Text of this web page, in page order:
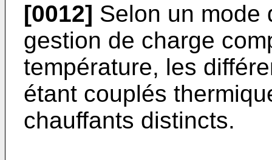
[0012] Selon un mode
gestion de charge
température, les
étant couplés
chauffants distincts.